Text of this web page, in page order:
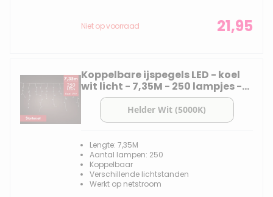
Niet op voorraad 21,95
Koppelbare ijspegels LED - koel
wit licht - 7,35M - 250 lampjes -
div lichtstanden - Starterset
met transformator
Lengte: 7,35M
Aantal lampen: 250
Koppelbaar
Verschillende lichtstanden
Werkt op netstroom